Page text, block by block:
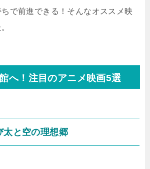
で前進できる！そんなオススメ映
へ！注目のアニメ映画5選
太と空の理想郷